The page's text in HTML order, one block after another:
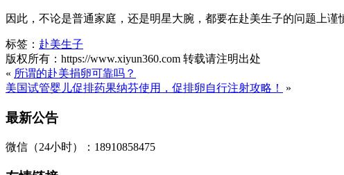
因此，不论是普通家庭，还是明星大腕，都要在赴美生子的问题上谨
标签： 赴美生子
版权所有：https://www.xiyun360.com 转载请注明出处
« 所谓的赴美捐卵可靠吗？
美国试管婴儿促排药果纳芬使用，促排卵自行注射攻略！
»
最新公告
微信（24小时）：18910858475